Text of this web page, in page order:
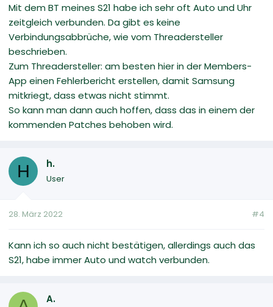
Mit dem BT meines S21 habe ich sehr oft Auto und Uhr
zeitgleich verbunden. Da gibt es keine
Verbindungsabbrüche, wie vom Threadersteller
beschrieben.
Zum Threadersteller: am besten hier in der Members-
App einen Fehlerbericht erstellen, damit Samsung
mitkriegt, dass etwas nicht stimmt.
So kann man dann auch hoffen, dass das in einem der
kommenden Patches behoben wird.
H h.
User
28. März 2022 #4
Kann ich so auch nicht bestätigen, allerdings auch das
S21, habe immer Auto und watch verbunden.
A.